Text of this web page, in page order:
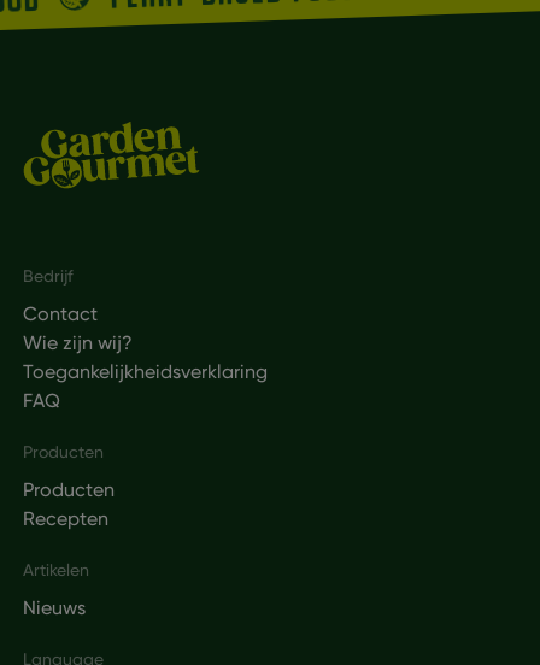
Footer
Bedrijf
Contact
Wie zijn wij?
Toegankelijkheidsverklaring
FAQ
Producten
Producten
Recepten
Artikelen
Nieuws
Language